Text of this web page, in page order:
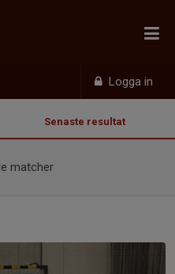
Logga in
Senaste resultat
matcher